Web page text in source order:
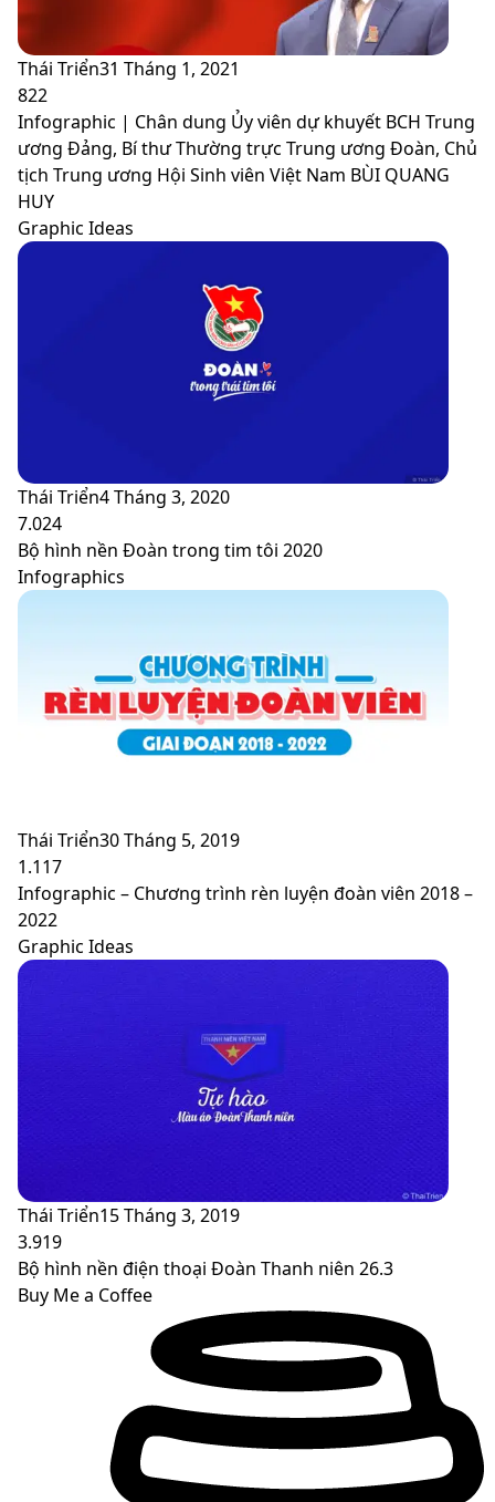
Thái Triển31 Tháng 1, 2021
822
Infographic | Chân dung Ủy viên dự khuyết BCH Trung
ương Đảng, Bí thư Thường trực Trung ương Đoàn, Chủ
tịch Trung ương Hội Sinh viên Việt Nam BÙI QUANG
HUY
Graphic Ideas
Thái Triển4 Tháng 3, 2020
7.024
Bộ hình nền Đoàn trong tim tôi 2020
Infographics
Thái Triển30 Tháng 5, 2019
1.117
Infographic – Chương trình rèn luyện đoàn viên 2018 –
2022
Graphic Ideas
Thái Triển15 Tháng 3, 2019
3.919
Bộ hình nền điện thoại Đoàn Thanh niên 26.3
Buy Me a Coffee